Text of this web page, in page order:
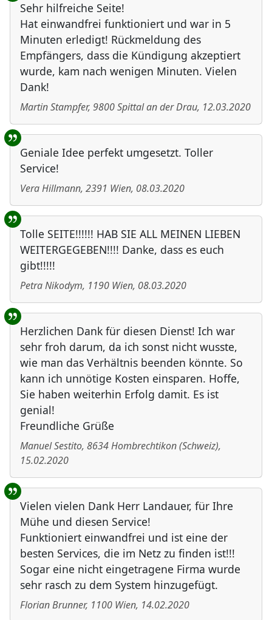
Sehr hilfreiche Seite!
Hat einwandfrei funktioniert und war in 5
Minuten erledigt! Rückmeldung des
Empfängers, dass die Kündigung akzeptiert
wurde, kam nach wenigen Minuten. Vielen
Dank!
Martin Stampfer, 9800Spittal an der Drau, 12.03.2020
Geniale Idee perfekt umgesetzt. Toller
Service!
Vera Hillmann, 2391 Wien, 08.03.2020
Tolle SEITE!!!!!! HAB SIE ALL MEINEN LIEBEN
WEITERGEGEBEN!!!! Danke, dass es euch
gibt!!!!!
Petra Nikodym, 1190 Wien, 08.03.2020
Herzlichen Dank für diesen Dienst! Ich war
sehr froh darum, da ich sonst nicht wusste,
wie man das Verhältnis beenden könnte. So
kann ich unnötige Kosten einsparen. Hoffe,
Sie haben weiterhin Erfolg damit. Es ist
genial!
Freundliche Grüße
Manuel Sestito, 8634Hombrechtikon(Schweiz),
15.02.2020
Vielen vielen Dank Herr Landauer, für Ihre
Mühe und diesen Service!
Funktioniert einwandfrei und ist eine der
besten Services, die im Netz zu finden ist!!!
Sogar eine nicht eingetragene Firma wurde
sehr rasch zu dem System hinzugefügt.
Florian Brunner, 1100 Wien, 14.02.2020